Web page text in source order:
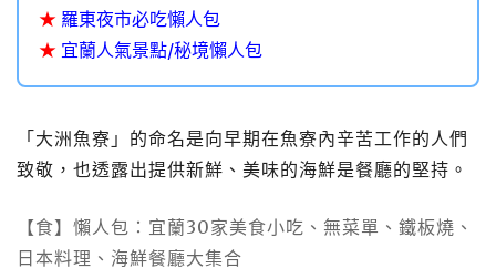
★ 羅東夜市必吃懶人包
★ 宜蘭人氣景點/秘境懶人包
「大洲魚寮」的命名是向早期在魚寮內辛苦工作的人們
致敬，也透露出提供新鮮、美味的海鮮是餐廳的堅持。
【食】懶人包：宜蘭30家美食小吃、無菜單、鐵板燒、
日本料理、海鮮餐廳大集合